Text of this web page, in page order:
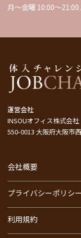
月～金曜 10:00～
運営会社
INSOUオフィス株式会社
550-0013 大阪府大阪市
会社概要
プライバシーポリシー
利用規約